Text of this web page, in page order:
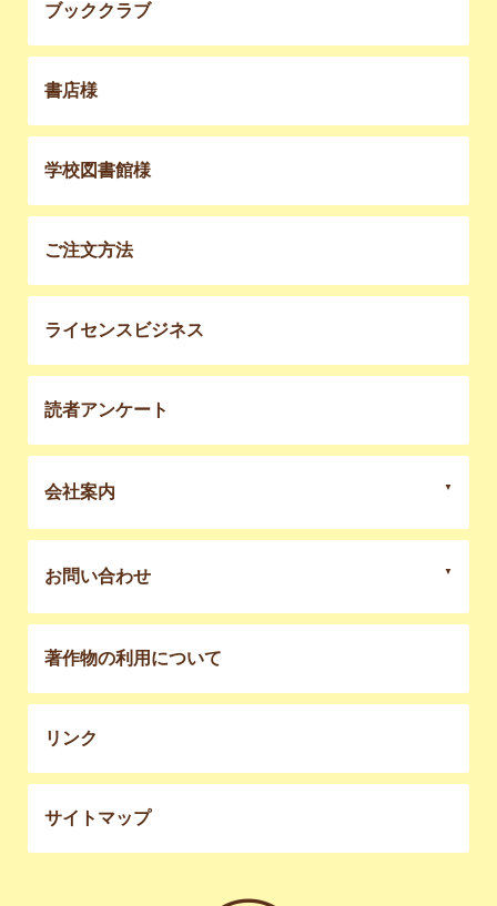
ブッククラブ
書店様
学校図書館様
ご注文方法
ライセンスビジネス
読者アンケート
会社案内
お問い合わせ
著作物の利用について
リンク
サイトマップ